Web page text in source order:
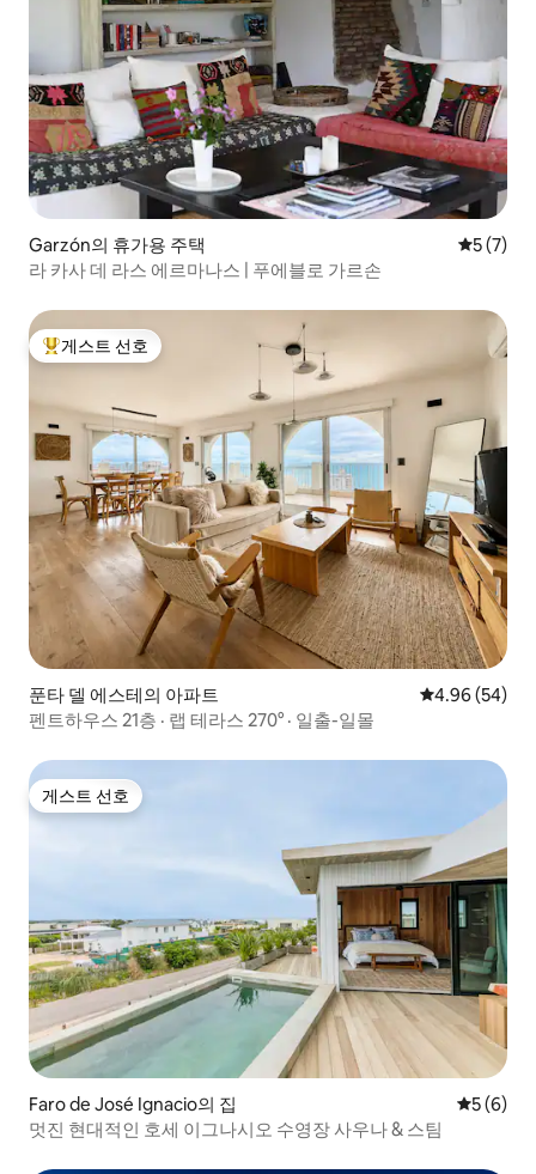
Garzón의 휴가용 주택 평점 5점
5 (7)
라 카사 데 라스 에르마나스 | 푸에블로 가르손
상위 게스트 선호
게스트 선호
푼타 델 에스테의 아파트 평점 4.96점(5
4.96 (54)
펜트하우스 21층 · 랩 테라스 270° · 일출-일몰
게스트 선호
게스트 선호
Faro de José Ignacio의 집 평점 5점
5 (6)
멋진 현대적인 호세 이그나시오 수영장 사우나 & 스팀